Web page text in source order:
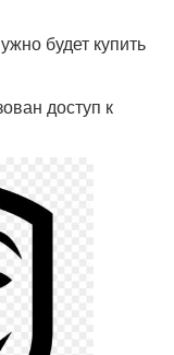
будет купить
доступ к